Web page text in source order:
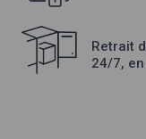
Retrait
24/7,